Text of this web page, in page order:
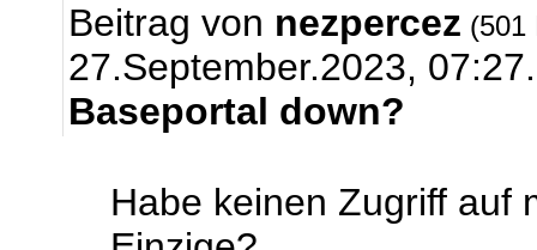
Beitrag von nezpercez (501
27.September.2023, 07:27.
Baseportal down?
Habe keinen Zugriff auf